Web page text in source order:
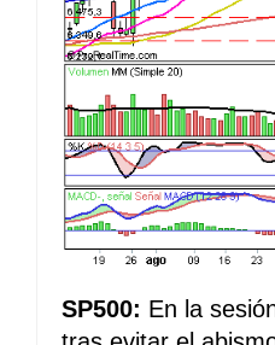
SP500: En la